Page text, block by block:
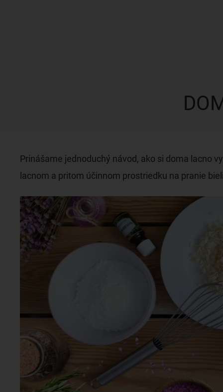
Prinášame jednoduchý návod, ako si doma lacno
lacnom a pritom účinnom prostriedku na pranie